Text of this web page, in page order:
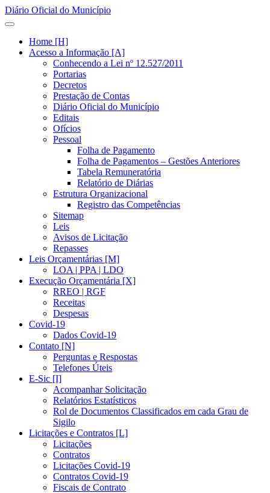
Diário Oficial do Município
Home [H]
Acesso a Informação [A]
Conhecendo a Lei nº 12.527/2011
Portarias
Decretos
Prestação de Contas
Diário Oficial do Município
Editais
Ofícios
Pessoal
Folha de Pagamento
Folha de Pagamentos – Gestões Anteriores
Tabela Remuneratória
Relatório de Diárias
Estrutura Organizacional
Registro das Competências
Sitemap
Leis
Avisos de Licitação
Repasses
Leis Orçamentárias [M]
LOA | PPA | LDO
Execução Orçamentária [X]
RREO | RGF
Receitas
Despesas
Covid-19
Dados Covid-19
Contato [N]
Perguntas e Respostas
Telefones Úteis
E-Sic [I]
Acompanhar Solicitação
Relatórios Estatísticos
Rol de Documentos Classificados em cada Grau de
Sigilo
Licitações e Contratos [L]
Licitações
Contratos
Licitações Covid-19
Contratos Covid-19
Fiscais de Contrato